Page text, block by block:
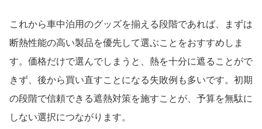
これから車中泊用のグッズを揃える段階であれば、まずは
断熱性能の高い製品を優先して選ぶことをおすすめしま
す。価格だけで選んでしまうと、熱を十分に遮ることがで
きず、後から買い直すことになる失敗例も多いです。初期
の段階で信頼できる遮熱対策を施すことが、予算を無駄に
しない選択につながります。